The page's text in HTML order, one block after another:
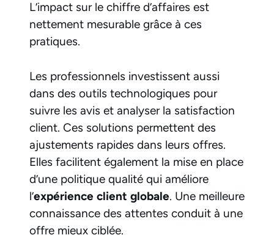
L’impact sur le chiffre d’affaires est
nettement mesurable grâce à ces
pratiques.
Les professionnels investissent aussi
dans des outils technologiques pour
suivre les avis et analyser la satisfaction
client. Ces solutions permettent des
ajustements rapides dans leurs offres.
Elles facilitent également la mise en place
d’une politique qualité qui améliore
l’expérience client globale. Une meilleure
connaissance des attentes conduit à une
offre mieux ciblée.